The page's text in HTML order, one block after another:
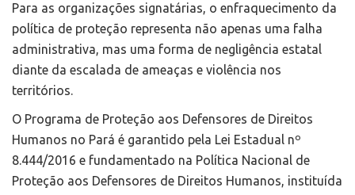
Para as organizações signatárias, o enfraquecimento da
política de proteção representa não apenas uma falha
administrativa, mas uma forma de negligência estatal
diante da escalada de ameaças e violência nos
territórios.
O Programa de Proteção aos Defensores de Direitos
Humanos no Pará é garantido pela Lei Estadual nº
8.444/2016 e fundamentado na Política Nacional de
Proteção aos Defensores de Direitos Humanos, instituída